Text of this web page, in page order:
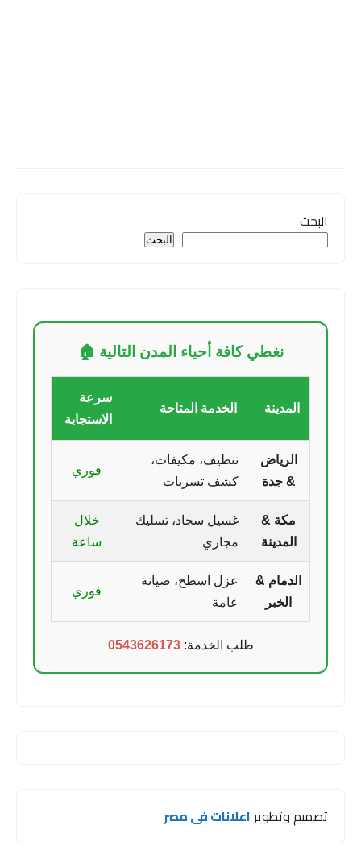
البحث
البحث
نغطي كافة أحياء المدن التالية 🏠
المدينة الخدمة المتاحة
سرعة
الاستجابة
الرياض
& جدة
تنظيف، مكيفات،
كشف تسربات
فوري
مكة &
المدينة
غسيل سجاد، تسليك
مجاري
خلال
ساعة
الدمام &
الخبر
عزل اسطح، صيانة
عامة
فوري
طلب الخدمة:0543626173
تصميم وتطويراعلانات فى مصر